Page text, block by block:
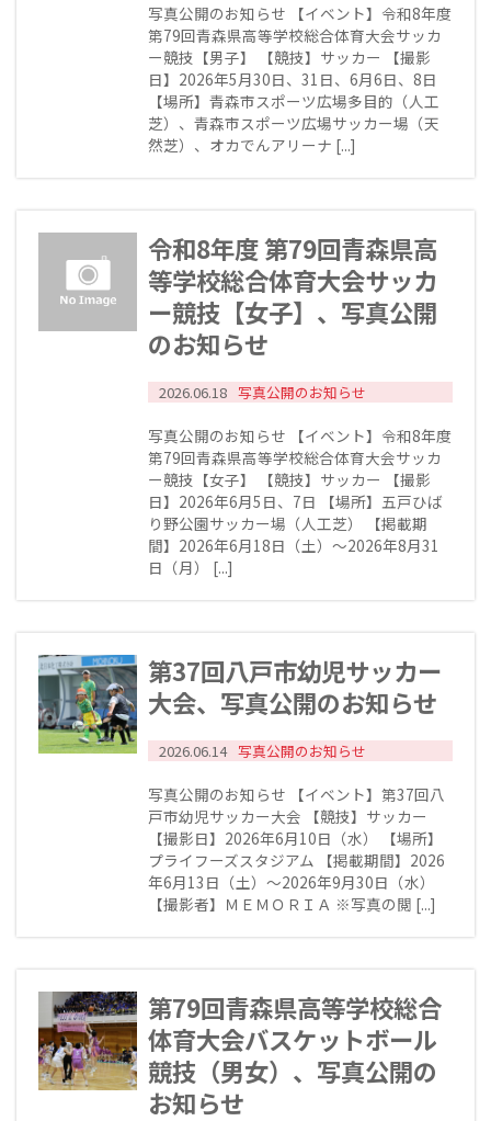
写真公開のお知らせ 【イベント】令和8年度
第79回青森県高等学校総合体育大会サッカ
ー競技【男子】 【競技】サッカー 【撮影
日】2026年5月30日、31日、6月6日、8日
【場所】青森市スポーツ広場多目的（人工
芝）、青森市スポーツ広場サッカー場（天
然芝）、オカでんアリーナ [...]
令和8年度 第79回青森県高
等学校総合体育大会サッカ
ー競技【女子】、写真公開
のお知らせ
2026.06.18 写真公開のお知らせ
写真公開のお知らせ 【イベント】令和8年度
第79回青森県高等学校総合体育大会サッカ
ー競技【女子】 【競技】サッカー 【撮影
日】2026年6月5日、7日 【場所】五戸ひば
り野公園サッカー場（人工芝） 【掲載期
間】2026年6月18日（土）～2026年8月31
日（月） [...]
第37回八戸市幼児サッカー
大会、写真公開のお知らせ
2026.06.14 写真公開のお知らせ
写真公開のお知らせ 【イベント】第37回八
戸市幼児サッカー大会 【競技】サッカー
【撮影日】2026年6月10日（水） 【場所】
プライフーズスタジアム 【掲載期間】2026
年6月13日（土）～2026年9月30日（水）
【撮影者】ＭＥＭＯＲＩＡ ※写真の閲 [...]
第79回青森県高等学校総合
体育大会バスケットボール
競技（男女）、写真公開の
お知らせ